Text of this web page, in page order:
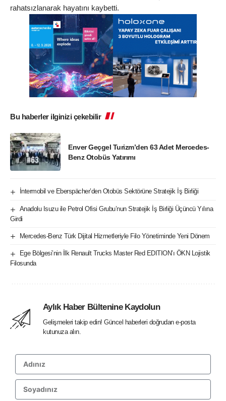
rahatsızlanarak hayatını kaybetti.
Bu haberler ilginizi çekebilir
Enver Geçgel Turizm’den 63 Adet Mercedes-
Benz Otobüs Yatırımı
İntermobil ve Eberspächer’den Otobüs Sektörüne Stratejik İş Birliği
Anadolu Isuzu ile Petrol Ofisi Grubu’nun Stratejik İş Birliği Üçüncü Yılına
Girdi
Mercedes-Benz Türk Dijital Hizmetleriyle Filo Yönetiminde Yeni Dönem
Ege Bölgesi’nin İlk Renault Trucks Master Red EDITION’ı ÖKN Lojistik
Filosunda
Aylık Haber Bültenine Kaydolun
Gelişmeleri takip edin! Güncel haberleri doğrudan e-posta
kutunuza alın.